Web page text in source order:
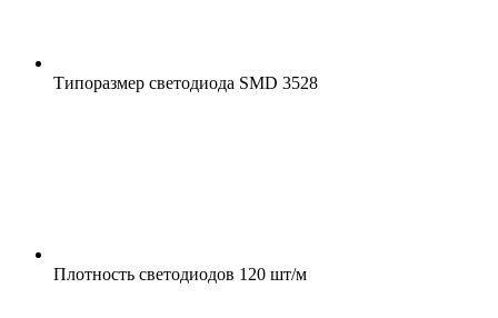
Типоразмер светодиода SMD 3528
Плотность светодиодов 120 шт/м